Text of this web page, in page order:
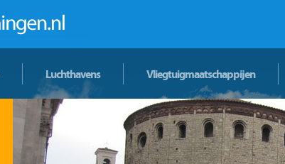
Luchthavens Vliegtuigmaatschappijen